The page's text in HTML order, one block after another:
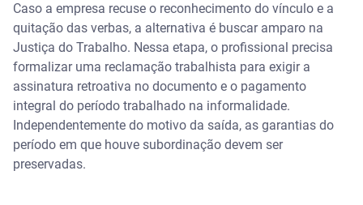
Caso a empresa recuse o reconhecimento do vínculo e a
quitação das verbas, a alternativa é buscar amparo na
Justiça do Trabalho. Nessa etapa, o profissional precisa
formalizar uma reclamação trabalhista para exigir a
assinatura retroativa no documento e o pagamento
integral do período trabalhado na informalidade.
Independentemente do motivo da saída, as garantias do
período em que houve subordinação devem ser
preservadas.